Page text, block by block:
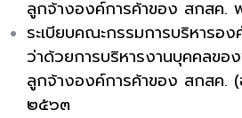
ลูกจ้างองค์การค้าของ สกสค.
ระเบียบคณะกรรมการบริหารอ
ว่าด้วยการบริหารงานบุคคลขอ
ลูกจ้างองค์การค้าของ สกสค.
๒๕๖๓